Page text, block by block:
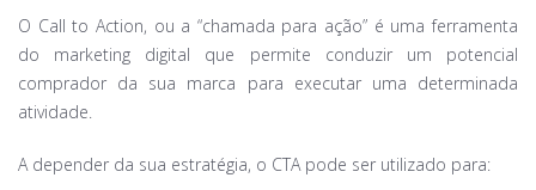
O Call to Action, ou a “chamada para ação” é uma ferramenta
do marketing digital que permite conduzir um potencial
comprador da sua marca para executar uma determinada
atividade.
A depender da sua estratégia, o CTA pode ser utilizado para: